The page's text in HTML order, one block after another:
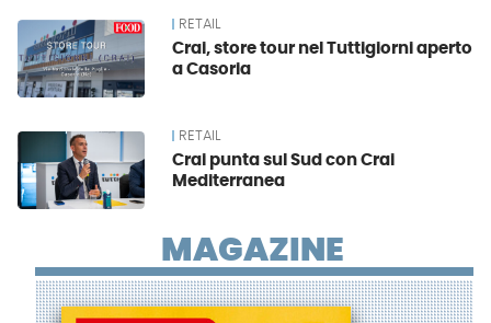
RETAIL
Crai, store tour nel Tuttigiorni aperto
a Casoria
RETAIL
Crai punta sul Sud con Crai
Mediterranea
MAGAZINE